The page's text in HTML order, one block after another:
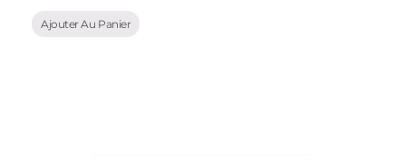
Ajouter Au Panier